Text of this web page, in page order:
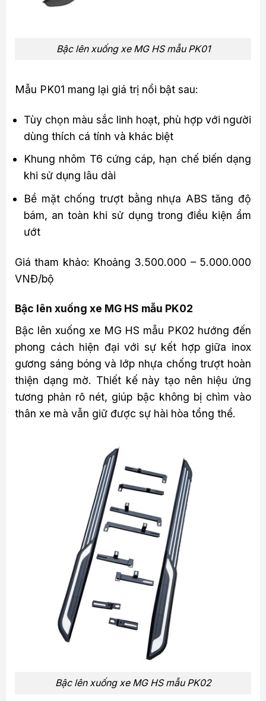
Bậc lên xuống xe MG HS mẫu PK01
Mẫu PK01 mang lại giá trị nổi bật sau:
Tùy chọn màu sắc linh hoạt, phù hợp với người
dùng thích cá tính và khác biệt
Khung nhôm T6 cứng cáp, hạn chế biến dạng
khi sử dụng lâu dài
Bề mặt chống trượt bằng nhựa ABS tăng độ
bám, an toàn khi sử dụng trong điều kiện ẩm
ướt
Giá tham khảo: Khoảng 3.500.000 – 5.000.000
VNĐ/bộ
Bậc lên xuống xe MG HS mẫu PK02
Bậc lên xuống xe MG HS mẫu PK02 hướng đến
phong cách hiện đại với sự kết hợp giữa inox
gương sáng bóng và lớp nhựa chống trượt hoàn
thiện dạng mờ. Thiết kế này tạo nên hiệu ứng
tương phản rõ nét, giúp bậc không bị chìm vào
thân xe mà vẫn giữ được sự hài hòa tổng thể.
Bậc lên xuống xe MG HS mẫu PK02